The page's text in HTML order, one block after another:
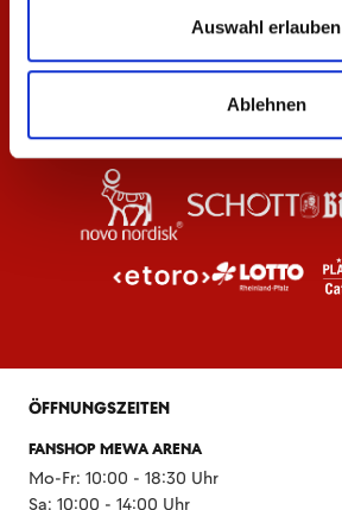
Auswahl erlauben
Ablehnen
ÖFFNUNGSZEITEN
FANSHOP MEWA ARENA
Mo-Fr: 10:00 - 18:30 Uhr
Sa: 10:00 - 14:00 Uhr